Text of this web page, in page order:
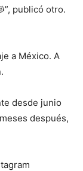
publicó otro.
a México. A
desde junio
después,